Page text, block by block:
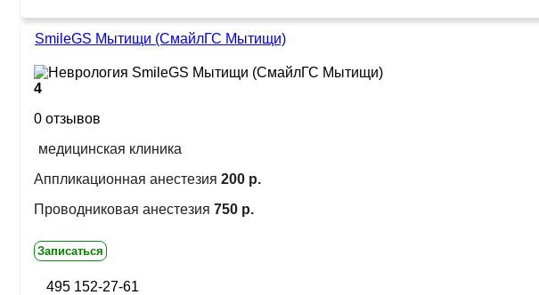
SmileGS Мытищи (СмайлГС Мытищи)
4
0 отзывов
медицинская клиника
Аппликационная анестезия 200 р.
Проводниковая анестезия 750 р.
Записаться
495 152-27-61